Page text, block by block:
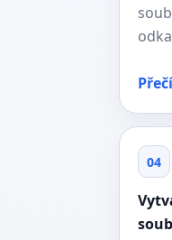
04